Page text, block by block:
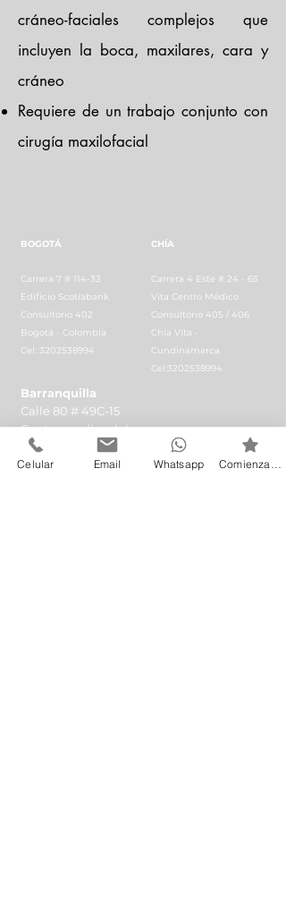
cráneo-faciales complejos que
incluyen la boca, maxilares, cara y
cráneo
Requiere de un trabajo conjunto con
cirugía maxilofacial
BOGOTÁ
Carrera 7 # 114-33
Edificio Scotiabank
Consultorio 402
Bogotá - Colombia
Cel: 3202538994
CHÍA
Carrera 4 Este # 24 - 65
Vita Centro Médico
Consultorio 405 / 406
Chía Vita -
Cundinamarca
Cel:3202538994
Barranquilla
Calle 80 # 49C-15
Centro medico del
Caribe
Consultorio 303
Celular Email Whatsapp